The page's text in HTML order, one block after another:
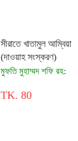
সীরাতে খাতামুল আম্বিয়া
(দাওয়াহ সংস্করণ)
মুফতি মুহাম্মদ শফি রহ:
TK. 80